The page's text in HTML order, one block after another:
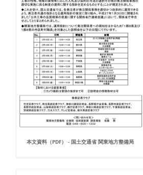
本文資料（PDF） - 国土交通省 関東地方整備局